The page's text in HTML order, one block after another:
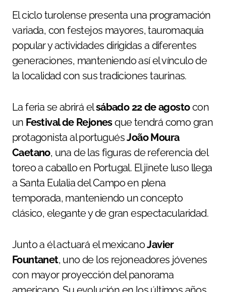
El ciclo turolense presenta una programación
variada, con festejos mayores, tauromaquia
popular y actividades dirigidas a diferentes
generaciones, manteniendo así el vínculo de
la localidad con sus tradiciones taurinas.
La feria se abrirá elsábado 22 de agostocon
un Festival de Rejonesque tendrá como gran
protagonista al portuguésJoão Moura
Caetano, una de las figuras de referencia del
toreo a caballo en Portugal. El jinete luso llega
a Santa Eulalia del Campo en plena
temporada, manteniendo un concepto
clásico, elegante y de gran espectacularidad.
Junto a él actuará el mexicanoJavier
Fountanet, uno de los rejoneadores jóvenes
con mayor proyección del panorama